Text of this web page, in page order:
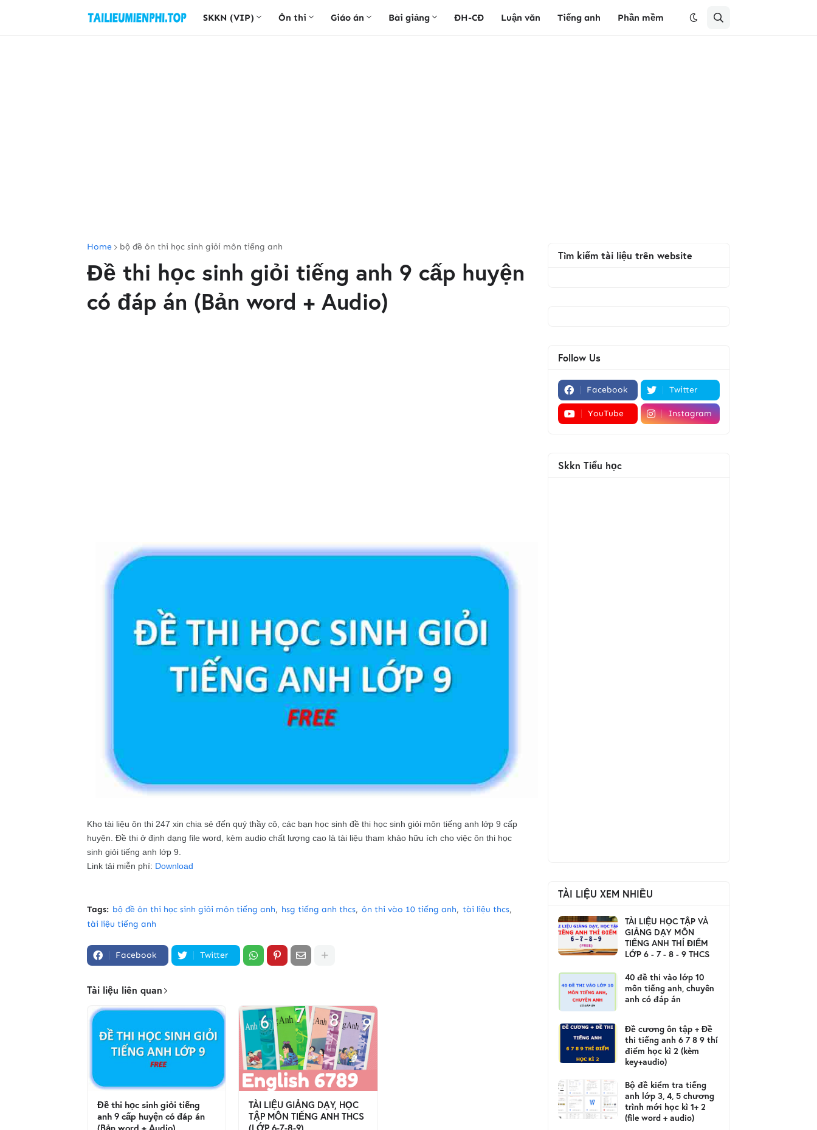
SKKN (VIP) Ôn thi Giáo án Bài giảng ĐH-CĐ Luận văn Tiếng anh Phần mềm
Home bộ đề ôn thi học sinh giỏi môn tiếng anh
Đề thi học sinh giỏi tiếng anh 9 cấp huyện
có đáp án (Bản word + Audio)
Kho tài liệu ôn thi 247 xin chia sẻ đến quý thầy cô, các bạn học sinh đề thi học sinh giỏi môn tiếng anh lớp 9 cấp
huyện. Đề thi ở định dạng file word, kèm audio chất lượng cao là tài liệu tham khảo hữu ích cho việc ôn thi học
sinh giỏi tiếng anh lớp 9.
Link tải miễn phí: Download
Tags: bộ đề ôn thi học sinh giỏi môn tiếng anh hsg tiếng anh thcs ôn thi vào 10 tiếng anh
tài liệu thcs
tài liệu tiếng anh
Facebook Twitter
Tài liệu liên quan
Đề thi học sinh giỏi tiếng
anh 9 cấp huyện có đáp án
(Bản word + Audio)
TÀI LIỆU GIẢNG DẠY, HỌC
TẬP MÔN TIẾNG ANH THCS
(LỚP 6-7-8-9)
Tìm kiếm tài liệu trên website
Follow Us
Facebook Twitter
YouTube Instagram
Skkn Tiểu học
TÀI LIỆU XEM NHIỀU
TÀI LIỆU HỌC TẬP VÀ
GIẢNG DẠY MÔN
TIẾNG ANH THÍ ĐIỂM
LỚP 6 - 7 - 8 - 9 THCS
40 đề thi vào lớp 10
môn tiếng anh, chuyên
anh có đáp án
Đề cương ôn tập + Đề
thi tiếng anh 6 7 8 9 thí
điểm học kì 2 (kèm
key+audio)
Bộ đề kiểm tra tiếng
anh lớp 3, 4, 5 chương
trình mới học kì 1+ 2
(file word + audio)